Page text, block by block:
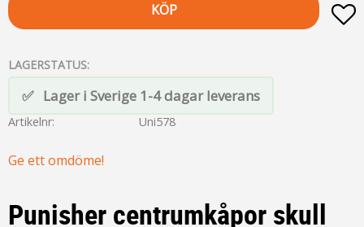
KÖP
LAGERSTATUS
Lager i Sverige 1-4 dagar leverans
Artikelnr Uni578
Ge ett omdöme!
Punisher centrumkåpor skull